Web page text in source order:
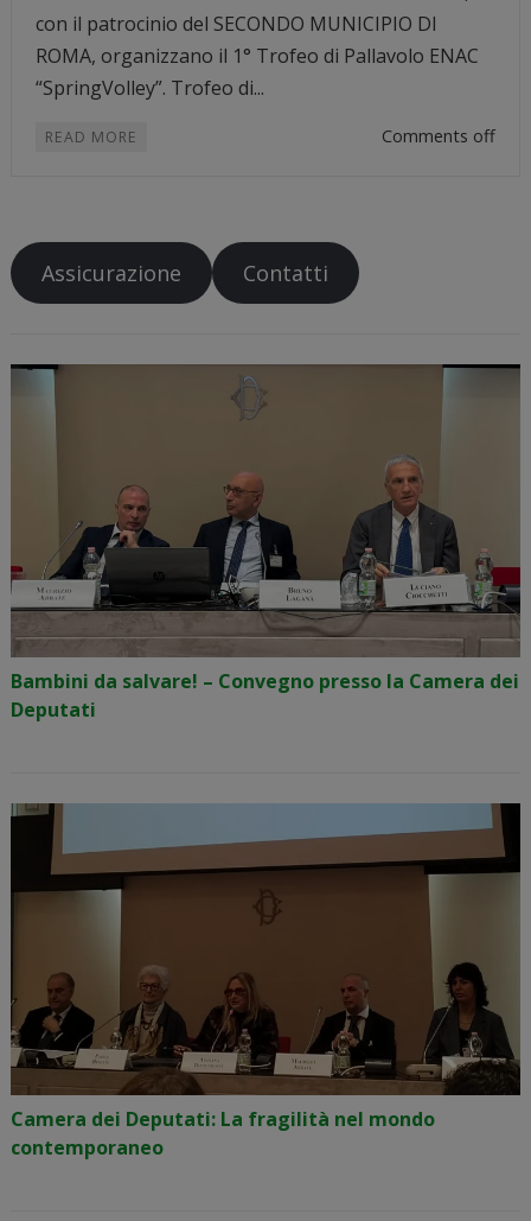
con il patrocinio del SECONDO MUNICIPIO DI
ROMA, organizzano il 1° Trofeo di Pallavolo ENAC
“SpringVolley”. Trofeo di...
READ MORE Comments off
Assicurazione Contatti
Bambini da salvare! – Convegno presso la Camera dei
Deputati
Camera dei Deputati: La fragilità nel mondo
contemporaneo